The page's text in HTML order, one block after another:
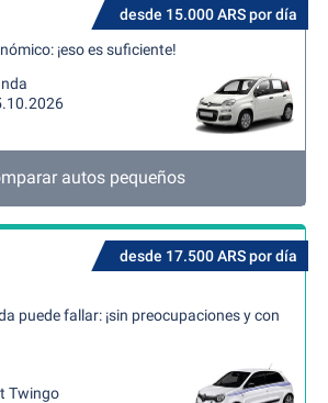
desde 15.000 ARS por día
¡eso es suficiente!
autos pequeños
desde 17.500 ARS por día
puede fallar: ¡sin preocupaciones y con
Twingo